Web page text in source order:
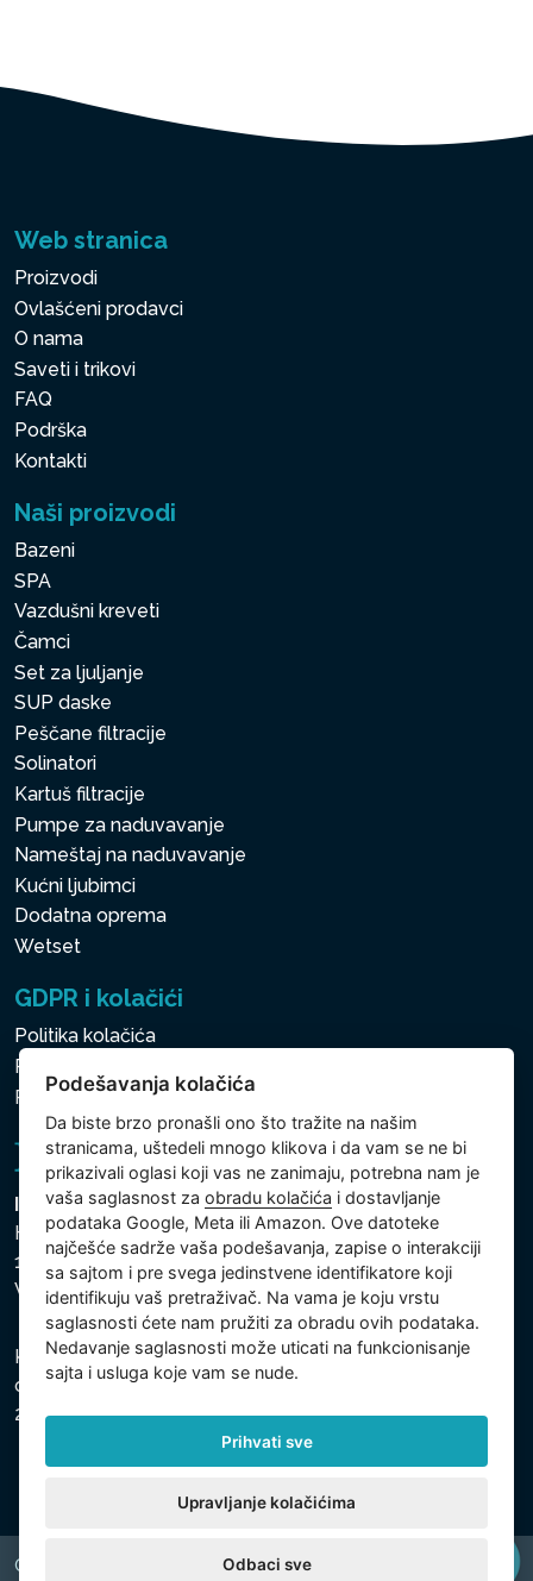
Web stranica
Proizvodi
Ovlašćeni prodavci
O nama
Saveti i trikovi
FAQ
Podrška
Kontakti
Naši proizvodi
Bazeni
SPA
Vazdušni kreveti
Čamci
Set za ljuljanje
SUP daske
Peščane filtracije
Solinatori
Kartuš filtracije
Pumpe za naduvavanje
Nameštaj na naduvavanje
Kućni ljubimci
Dodatna oprema
Wetset
GDPR i kolačići
Politika kolačića
Politika zaštite ličnih i drugih obrađivanih podataka
Politika kolačića
Intex Trading, s.r.o.
Hradecká 2526/3
130 00 Praha 3
Vinohrady - Česká republika
Kompanija je registrovana u Opštinskom sudu u Pragu,
odeljak C, uložak 74759, Identifikacioni broj kompanije:
26150808, Poreski identifikacioni broj: CZ26150808.
Copyright © 2026 INTEX TRADING s.r.o. All rights reserved.
Podešavanja kolačića
Da biste brzo pronašli ono što tražite na našim
stranicama, uštedeli mnogo klikova i da vam se ne bi
prikazivali oglasi koji vas ne zanimaju, potrebna nam je
vaša saglasnost zaobradu kolačića i dostavljanje
podataka Google, Meta ili Amazon. Ove datoteke
najčešće sadrže vaša podešavanja, zapise o interakciji
sa sajtom i pre svega jedinstvene identifikatore koji
identifikuju vaš pretraživač. Na vama je koju vrstu
saglasnosti ćete nam pružiti za obradu ovih podataka.
Nedavanje saglasnosti može uticati na funkcionisanje
sajta i usluga koje vam se nude.
Prihvati sve
Upravljanje kolačićima
Odbaci sve